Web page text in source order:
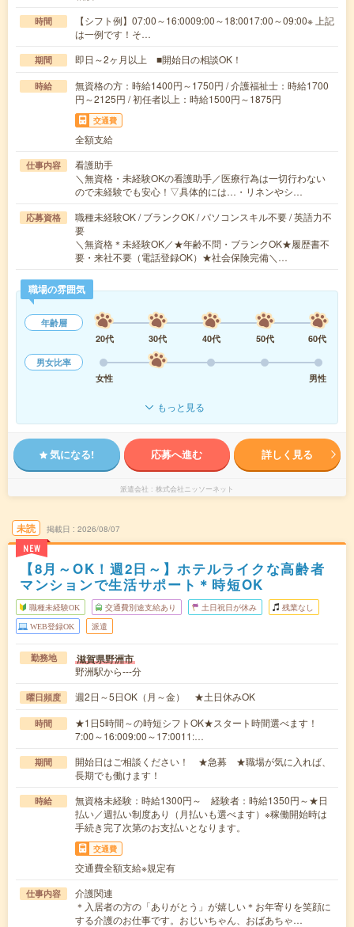
時間
【シフト例】07:00～16:0009:00～18:0017:00～09:00※ 上記
は一例です！そ…
期間 即日～2ヶ月以上 ■開始日の相談OK！
時給
無資格の方：時給1400円～1750円 / 介護福祉士：時給1700
円～2125円 / 初任者以上：時給1500円～1875円
交通費
全額支給
仕事内容
看護助手
＼無資格・未経験OKの看護助手／医療行為は一切行わない
ので未経験でも安心！▽具体的には…・リネンやシ…
応募資格
職種未経験OK / ブランクOK / パソコンスキル不要 / 英語力不
要
＼無資格＊未経験OK／★年齢不問・ブランクOK★履歴書不
要・来社不要（電話登録OK）★社会保険完備＼…
職場の雰囲気
年齢層
20代
30代 40代 50代
60代
男女比率
女性
男性
もっと見る
気になる! 応募へ進む 詳しく見る
派遣会社 株式会社ニッソーネット
未読
NEW
掲載日 2026/08/07
【8月～OK！週2日～】ホテルライクな高齢者
マンションで生活サポート＊時短OK
職種未経験OK 交通費別途支給あり 土日祝日が休み 残業なし
WEB登録OK 派遣
勤務地 滋賀県野洲市
野洲駅から---分
曜日頻度 週2日～5日OK（月～金） ★土日休みOK
時間
★1日5時間～の時短シフトOK★スタート時間選べます！
7:00～16:009:00～17:0011:…
期間
開始日はご相談ください！ ★急募 ★職場が気に入れば、
長期でも働けます！
時給
無資格未経験：時給1300円～ 経験者：時給1350円～★日
払い／週払い制度あり（月払いも選べます）※稼働開始時は
手続き完了次第のお支払いとなります。
交通費
交通費全額支給※規定有
仕事内容
介護関連
＊入居者の方の「ありがとう」が嬉しい＊お年寄りを笑顔に
する介護のお仕事です。おじいちゃん、おばあちゃ…